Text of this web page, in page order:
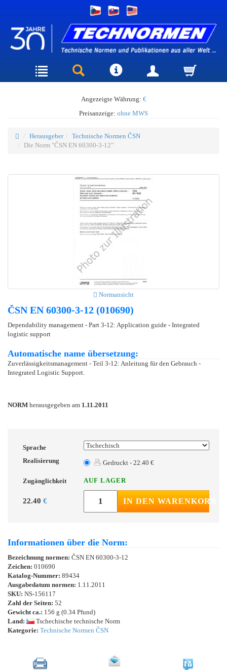
Angezeigte Währung: €
Preisanzeige: ohne MWS
Herausgeber
Technische Normen ČSN
Die Norm "ČSN EN 60300-3-12"
Normansicht
ČSN EN 60300-3-12 (010690)
Dependability management - Part 3-12: Application guide - Integrated
logistic support
Automatische name übersetzung:
Zuverlässigkeitsmanagement - Teil 3-12: Anleitung für den Gebrauch -
Integrated Logistic Support.
NORM herausgegeben am 1.11.2011
Sprache
Realisierung
Gedruckt - 22.40 €
Zugänglichkeit AUF LAGER
22.40 € IN DEN WARENKORB
Informationen über die Norm:
Bezeichnung normen: ČSN EN 60300-3-12
Zeichen: 010690
Katalog-Nummer: 89434
Ausgabedatum normen: 1.11.2011
SKU: NS-156117
Zahl der Seiten: 52
Gewicht ca.: 156 g (0.34 Pfund)
Land:
Tschechische technische Norm
Kategorie: Technische Normen ČSN